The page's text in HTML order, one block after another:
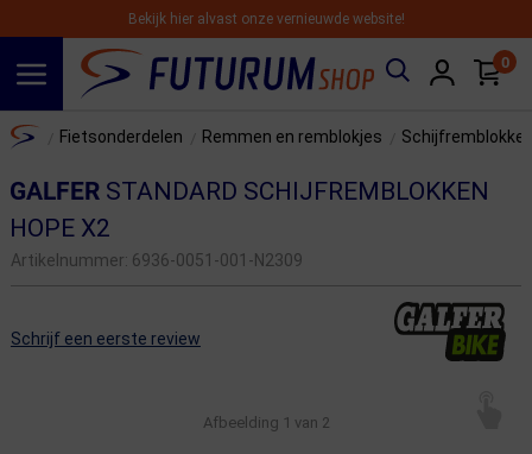
Bekijk hier alvast onze vernieuwde website!
0
Home Fietsonderdelen Remmen en remblokjes
GALFERSTANDARD SCHIJFREMBLOKKEN
HOPE X2
Artikelnummer: 6936-0051-001-N2309
Schrijf een eerste review
Afbeelding 1 van 2